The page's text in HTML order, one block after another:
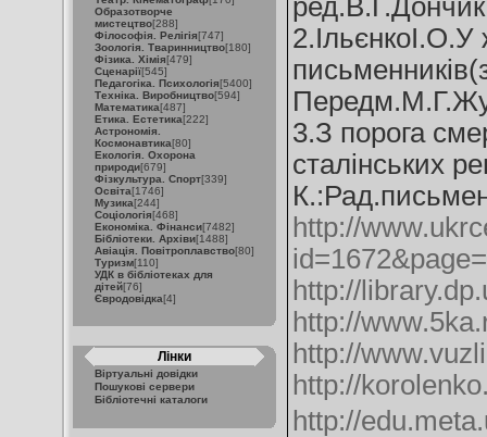
Образотворче
мистецтво[288]
Філософія. Релігія[747]
Зоологія. Тваринництво[180]
Фізика. Хімія[479]
Сценарії[545]
Педагогіка. Психологія[5400]
Техніка. Виробництво[594]
Математика[487]
Етика. Естетика[222]
Астрономія.
Космонавтика[80]
Екологія. Охорона
природи[679]
Фізкультура. Спорт[339]
Освіта[1746]
Музика[244]
Соціологія[468]
Економіка. Фінанси[7482]
Бібліотеки. Архіви[1488]
Авіація. Повітроплавство[80]
Туризм[110]
УДК в бібліотеках для
дітей[76]
Євродовідка[4]
Лінки
Віртуальні довідки
Пошукові сервери
Бібліотечні каталоги
2.ІльєнкоІ.О.У
3.З порога
сталінських
http://
http://
http://
http://
http://
http://